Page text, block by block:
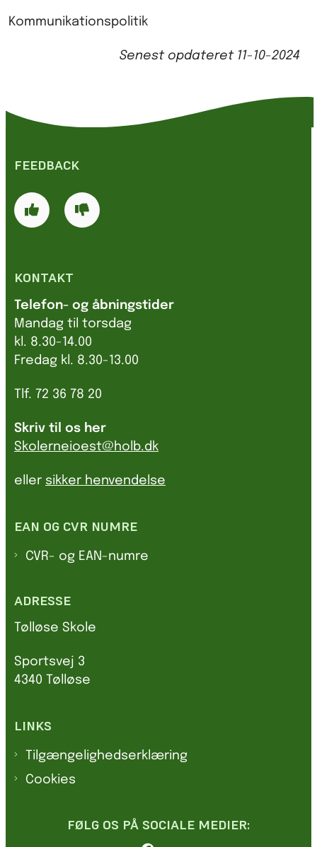
Kommunikationspolitik
Senest opdateret 11-10-2024
FEEDBACK
KONTAKT
Telefon- og åbningstider
Mandag til torsdag
kl. 8.30-14.00
Fredag kl. 8.30-13.00
Tlf. 72 36 78 20
Skriv til os her
Skolerneioest@holb.dk
eller sikker henvendelse
EAN OG CVR NUMRE
CVR- og EAN-numre
ADRESSE
Tølløse Skole
Sportsvej 3
4340 Tølløse
LINKS
Tilgængelighedserklæring
Cookies
FØLG OS PÅ SOCIALE MEDIER: